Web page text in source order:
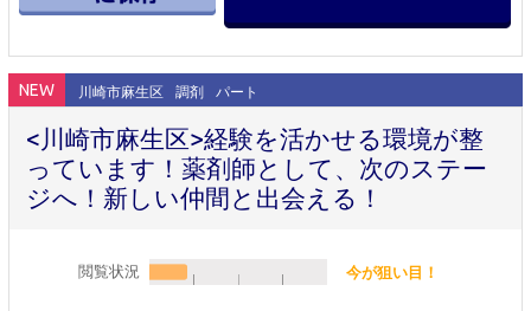
NEW 川崎市麻生区 調剤 パート
<川崎市麻生区>経験を活かせる環境が整
っています！薬剤師として、次のステー
ジへ！新しい仲間と出会える！
閲覧状況 今が狙い目！